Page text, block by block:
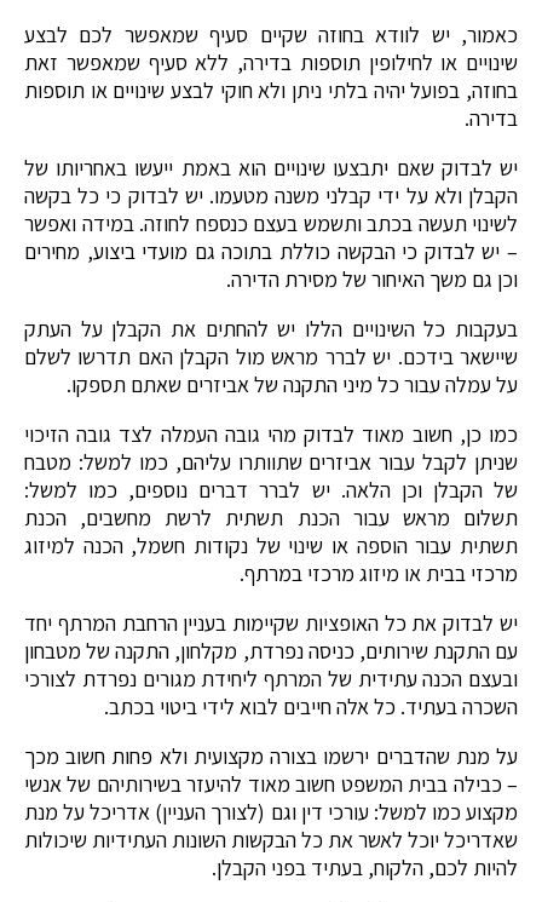
כאמור, יש לוודא בחוזה שקיים סעיף שמאפשר לכם לבצע
שינויים או לחילופין תוספות בדירה, ללא סעיף שמאפשר זאת
בחוזה, בפועל יהיה בלתי ניתן ולא חוקי לבצע שינויים או תוספות
בדירה.
יש לבדוק שאם יתבצעו שינויים הוא באמת ייעשו באחריותו של
הקבלן ולא על ידי קבלני משנה מטעמו. יש לבדוק כי כל בקשה
לשינוי תעשה בכתב ותשמש בעצם כנספח לחוזה. במידה ואפשר
– יש לבדוק כי הבקשה כוללת בתוכה גם מועדי ביצוע, מחירים
וכן גם משך האיחור של מסירת הדירה.
בעקבות כל השינויים הללו יש להחתים את הקבלן על העתק
שיישאר בידכם. יש לברר מראש מול הקבלן האם תדרשו לשלם
על עמלה עבור כל מיני התקנה של אביזרים שאתם תספקו.
כמו כן, חשוב מאוד לבדוק מהי גובה העמלה לצד גובה הזיכוי
שניתן לקבל עבור אביזרים שתוותרו עליהם, כמו למשל: מטבח
של הקבלן וכן הלאה. יש לברר דברים נוספים, כמו למשל:
תשלום מראש עבור הכנת תשתית לרשת מחשבים, הכנת
תשתית עבור הוספה או שינוי של נקודות חשמל, הכנה למיזוג
מרכזי בבית או מיזוג מרכזי במרתף.
יש לבדוק את כל האופציות שקיימות בעניין הרחבת המרתף יחד
עם התקנת שירותים, כניסה נפרדת, מקלחון, התקנה של מטבחון
ובעצם הכנה עתידית של המרתף ליחידת מגורים נפרדת לצורכי
השכרה בעתיד. כל אלה חייבים לבוא לידי ביטוי בכתב.
על מנת שהדברים ירשמו בצורה מקצועית ולא פחות חשוב מכך
– כבילה בבית המשפט חשוב מאוד להיעזר בשירותיהם של אנשי
מקצוע כמו למשל: עורכי דין וגם (לצורך העניין) אדריכל על מנת
שאדריכל יוכל לאשר את כל הבקשות השונות העתידיות שיכולות
להיות לכם, הלקוח, בעתיד בפני הקבלן.